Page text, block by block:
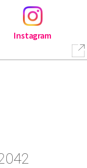
Instagram